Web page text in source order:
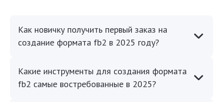
Как новичку получить первый заказ на
создание формата fb2 в 2025 году?
Какие инструменты для создания формата
fb2 самые востребованные в 2025?